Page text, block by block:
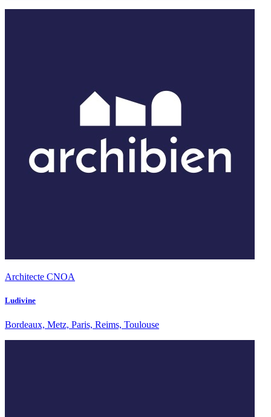
Architecte CNOA
Ludivine
Bordeaux, Metz, Paris, Reims, Toulouse